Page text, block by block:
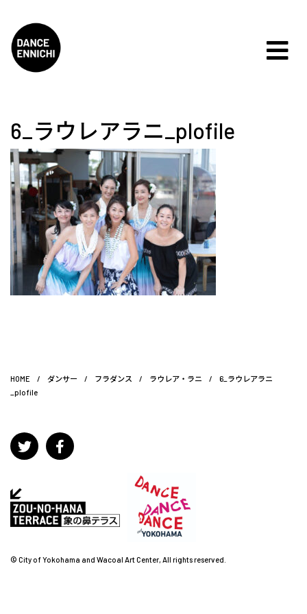
6_ラウレアラニ_plofile
HOME / ダンサー / フラダンス / ラウレア・ラニ /
6_ラウレアラニ
_plofile
© City of Yokohama and Wacoal Art Center, All rights reserved.